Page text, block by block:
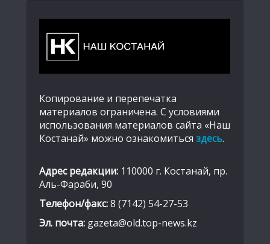
Копирование и перепечатка
материалов ограничена. С условиями
использования материалов сайта «Наш
Костанай» можно ознакомиться здесь.
Адрес редакции: 110000 г. Костанай, пр.
Аль-Фараби, 90
Телефон/факс:8 (7142) 54-27-53
Эл. почта: gazeta@old.top-news.kz